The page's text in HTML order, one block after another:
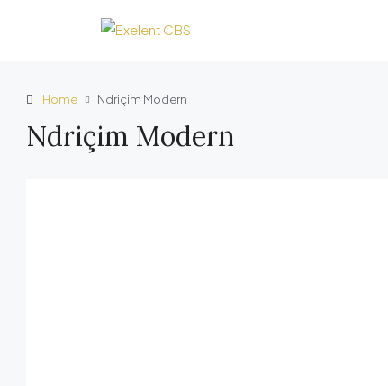
Home Ndriçim Modern
Ndriçim Modern